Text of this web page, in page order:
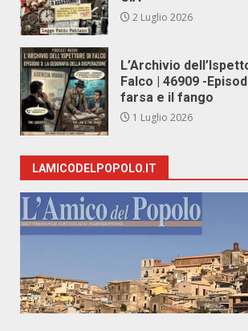
2 Luglio 2026
L’Archivio
Falco | 46909 -
farsa e il fango
1 Luglio 2026
LAMICODELPOPOLO.IT